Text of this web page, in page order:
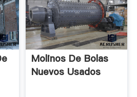
Molinos De Bolas
Nuevos Usados